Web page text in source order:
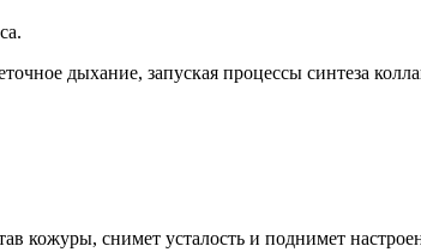
дыхание, запуская процессы синтеза
кожуры, снимет усталость и поднимет